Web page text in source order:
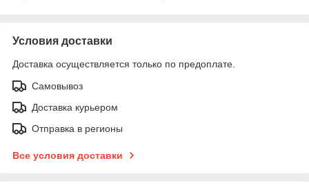
Условия доставки
Доставка осуществляется только по предоплате.
Самовывоз
Доставка курьером
Отправка в регионы
Все условия доставки